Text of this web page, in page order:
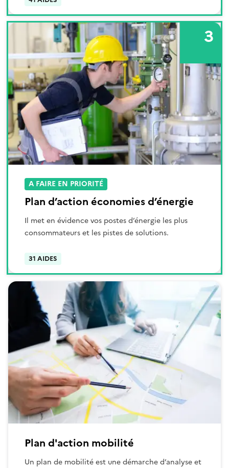
Plan d’action économies d’énergie
Il met en évidence vos postes d’énergie les plus
consommateurs et les pistes de solutions.
3
A FAIRE EN PRIORITÉ
31 AIDES
Plan d'action mobilité
Un plan de mobilité est une démarche d’analyse et